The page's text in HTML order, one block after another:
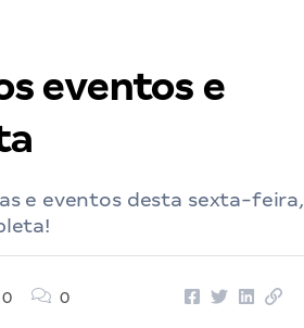
eventos e
e eventos desta sexta-feira,
0 0